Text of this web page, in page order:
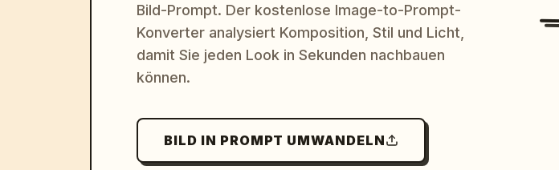
Bild-Prompt. Der kostenlose Image-to-Prompt-
Konverter analysiert Komposition, Stil und Licht,
damit Sie jeden Look in Sekunden nachbauen
können.
BILD IN PROMPT UMWANDELN